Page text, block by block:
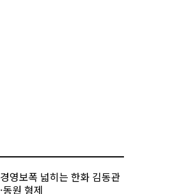
경영보폭 넓히는 한화 김동관
·동원 형제